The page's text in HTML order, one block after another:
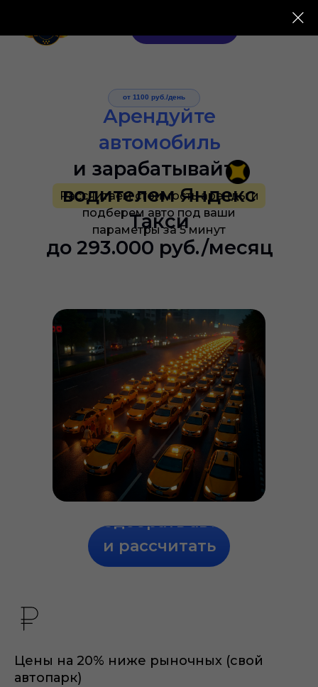
от 1100 руб./день
Рассчитаем стоимость аренды и
подберем авто под ваши
параметры за 5 минут
Арендуйте
автомобиль
и зарабатывайте
водителем Яндекс
Такси
до 293.000 руб./месяц
Подобрать авто
и рассчитать
стоимость
Цены на 20% ниже рыночных (свой
автопарк)